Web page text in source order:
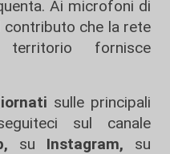
Ai microfoni di
che la rete
fornisce
sulle principali
sul canale
su Instagram, su